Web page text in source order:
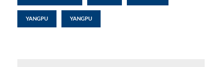
YANGPU YANGPU